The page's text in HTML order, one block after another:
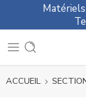
ACCUEIL